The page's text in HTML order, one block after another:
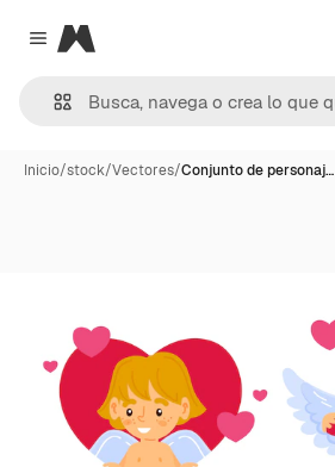
Close menu
Magnific
Inicio/stock/Vectores/Conjunto de personaj…